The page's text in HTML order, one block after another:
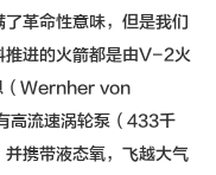
推进的火箭都是由V-2火
（Wernher von
高流速涡轮泵（433千
携带液态氧，飞越大气